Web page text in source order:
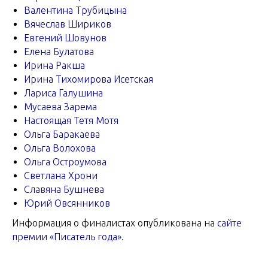
Валентина Трубицына
Вячеслав Шириков
Евгений Шовунов
Елена Булатова
Ирина Ракша
Ирина Тихомирова Исетская
Лариса Галушина
Мусаева Зарема
Настоящая Тетя Мотя
Ольга Баракаева
Ольга Волохова
Ольга Остроумова
Светлана Хрони
Славяна Бушнева
Юрий Овсянников
Информация о финалистах опубликована на сайте
премии «Писатель года».